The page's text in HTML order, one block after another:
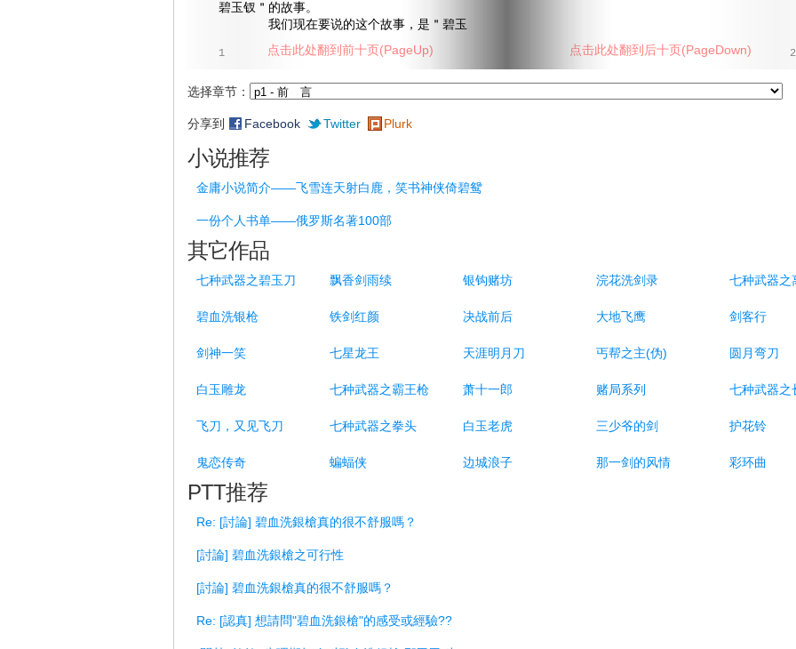
碧玉钗＂的故事。
我们现在要说的这个故事，是＂碧玉
1 2
选择章节：
分享到 Facebook Twitter Plurk
点击此处翻到前十页(PageUp) 点击此处翻到后十页(PageDown)
小说推荐
金庸小说简介——飞雪连天射白鹿，笑书神侠倚碧鸳
一份个人书单——俄罗斯名著100部
其它作品
七种武器之碧玉刀 飘香剑雨续 银钩赌坊 浣花洗剑录 七种武器之
碧血洗银枪 铁剑红颜 决战前后 大地飞鹰 剑客行
剑神一笑 七星龙王 天涯明月刀 丐帮之主(伪) 圆月弯刀
白玉雕龙 七种武器之霸王枪 萧十一郎 赌局系列 七种武器之
飞刀，又见飞刀 七种武器之拳头 白玉老虎 三少爷的剑 护花铃
鬼恋传奇 蝙蝠侠 边城浪子 那一剑的风情 彩环曲
PTT推荐
Re: [討論] 碧血洗銀槍真的很不舒服嗎？
[討論] 碧血洗銀槍之可行性
[討論] 碧血洗銀槍真的很不舒服嗎？
Re: [認真] 想請問"碧血洗銀槍"的感受或經驗??